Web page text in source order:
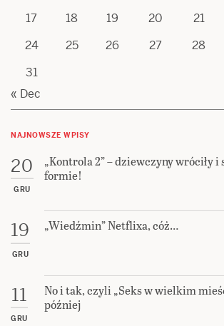
17 18 19 20 21
24
25 26 27 28
31
« Dec
NAJNOWSZE WPISY
20
GRU
„Kontrola 2” – dziewczyny wróciły i
formie!
19
GRU
„Wiedźmin” Netflixa, cóż…
11
GRU
No i tak, czyli „Seks w wielkim
później